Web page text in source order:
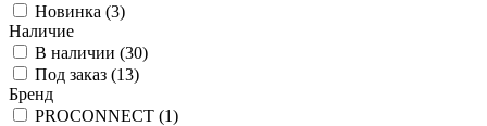
Новинка (3)
Наличие
В наличии (30)
Под заказ (13)
Бренд
PROCONNECT (1)